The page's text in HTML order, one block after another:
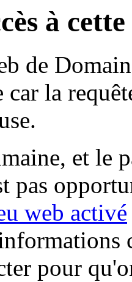
à
de
car la
et le
pas
web activé
pour